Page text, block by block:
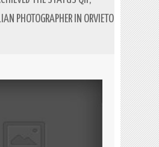
PHOTOGRAPHER IN ORVIETO